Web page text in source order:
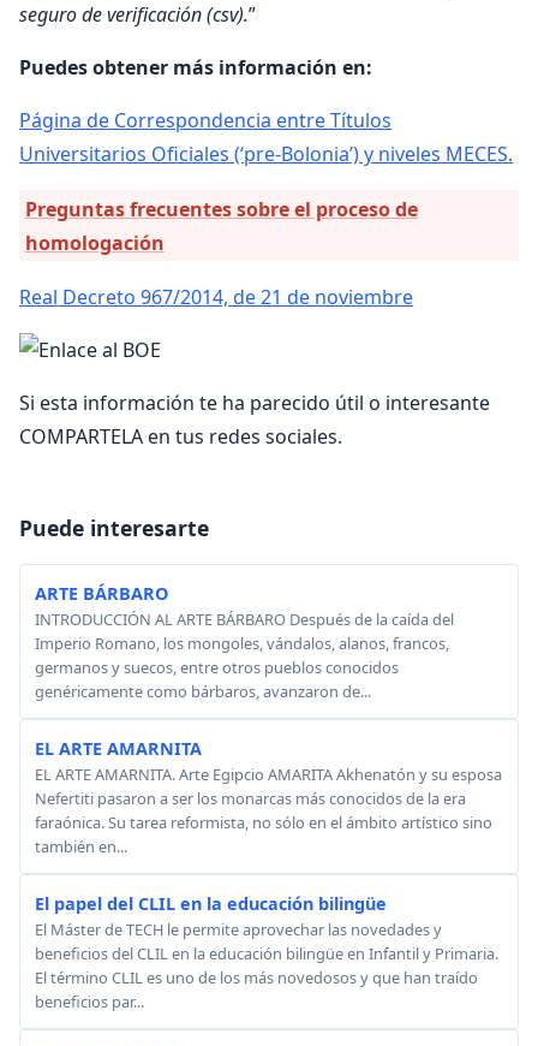
seguro de verificación (csv).”
Puedes obtener más información en:
Página de Correspondencia entre Títulos
Universitarios Oficiales (‘pre-Bolonia’) y niveles MECES.
Preguntas frecuentes sobre el proceso de
homologación
Real Decreto 967/2014, de 21 de noviembre
Si esta información te ha parecido útil o interesante
COMPARTELA en tus redes sociales.
Puede interesarte
ARTE BÁRBARO
INTRODUCCIÓN AL ARTE BÁRBARO Después de la caída del
Imperio Romano, los mongoles, vándalos, alanos, francos,
germanos y suecos, entre otros pueblos conocidos
genéricamente como bárbaros, avanzaron de...
EL ARTE AMARNITA
EL ARTE AMARNITA. Arte Egipcio AMARITA Akhenatón y su esposa
Nefertiti pasaron a ser los monarcas más conocidos de la era
faraónica. Su tarea reformista, no sólo en el ámbito artístico sino
también en...
El papel del CLIL en la educación bilingüe
El Máster de TECH le permite aprovechar las novedades y
beneficios del CLIL en la educación bilingüe en Infantil y Primaria.
El término CLIL es uno de los más novedosos y que han traído
beneficios par...